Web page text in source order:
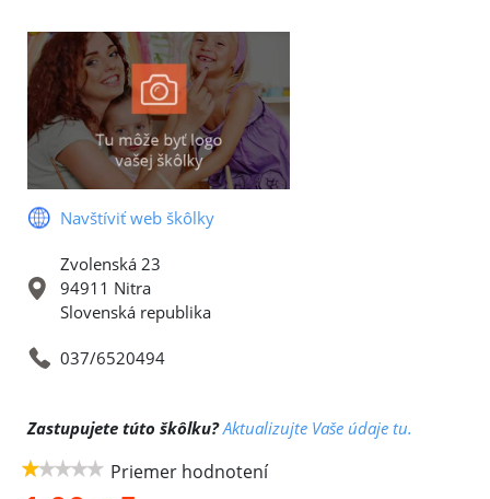
Navštíviť web škôlky
Zvolenská 23
94911 Nitra
Slovenská republika
037/6520494
Zastupujete túto škôlku? Aktualizujte Vaše údaje tu.
Priemer hodnotení